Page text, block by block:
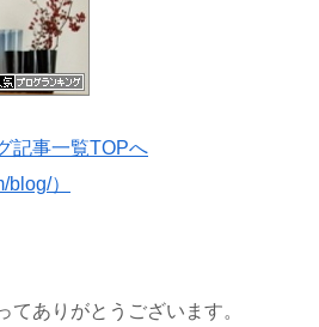
記事一覧TOPへ
blog/）
てありがとうございます。